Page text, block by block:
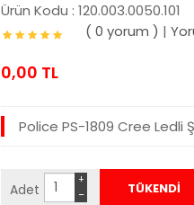
Ürün Kodu : 120.003.0050.101
( 0 yorum ) |
0,00 TL
Police PS-1809 Cree Ledli
Adet −
+